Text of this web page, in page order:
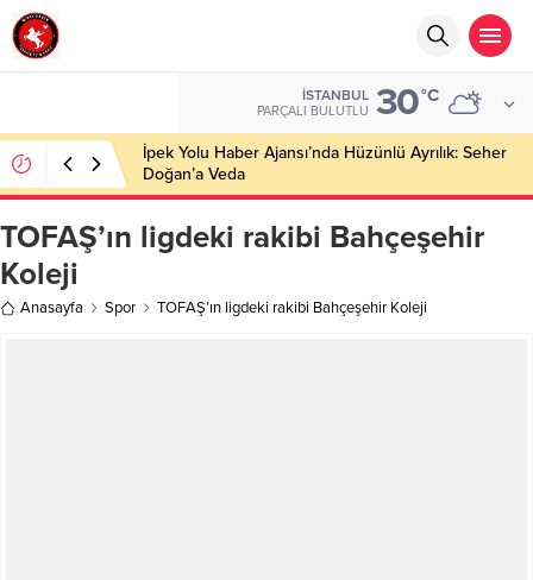
İSTANBUL
PARÇALI BULUTLU 30°C
İpek Yolu Haber Ajansı’nda Hüzünlü Ayrılık: Seher
Doğan’a Veda
TOFAŞ’ın ligdeki rakibi Bahçeşehir
Koleji
Anasayfa Spor TOFAŞ’ın ligdeki rakibi Bahçeşehir Koleji